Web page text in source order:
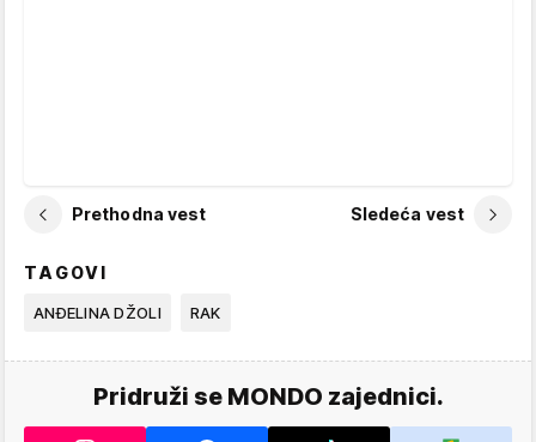
Prethodna vest Sledeća vest
TAGOVI
ANĐELINA DŽOLI RAK
Pridruži se MONDO zajednici.